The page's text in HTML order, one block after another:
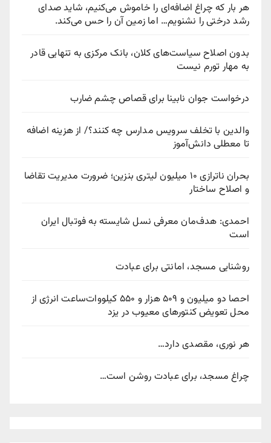
هر بار که چراغ اضافه‌ای را خاموش می‌کنیم، شاید صدای
رشد درختی را نشنویم… اما زمین آن را حس می‌کند.
بدون اصلاح سیاست‌های کلان، بانک مرکزی به تنهایی قادر
به مهار تورم نیست
درخواست جوان نابینا برای قصاص چشم ضارب
والدین با تخلف سرویس مدارس چه کنند؟/ از هزینه اضافه
تا معطلی دانش‌آموز
بحران ناترازی ۱۰ میلیون لیتری بنزین؛ ضرورت مدیریت تقاضا
و اصلاح ساختار
احمدی: هدف‌مان معرفی نسل شایسته به فوتبال ایران
است
روشنایی مسجد، امانتی برای عبادت
احصا دو میلیون و ۵۰۹ هزار و ۵۵۰ کیلووات‌ساعت انرژی از
محل تعویض کنتورهای معیوب در یزد
هر نوری، مقصدی دارد…
چراغ مسجد، برای عبادت روشن است…